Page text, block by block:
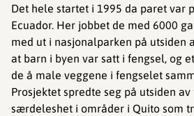
Det hele startet i 1995 da paret var
Ecuador. Her jobbet de med 6000
med ut i nasjonalparken på utsiden
at barn i byen var satt i fengsel, og
de å male veggene i fengselet
Prosjektet spredte seg på utsiden
særdeleshet i områder i Quito som